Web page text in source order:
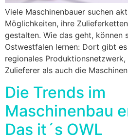
Viele Maschinenbauer suchen
Möglichkeiten, ihre
gestalten. Wie das geht, können
Ostwestfalen lernen: Dort gibt
regionales
Zulieferer als auch die
Die Trends im
Maschinenbau
Das it´s OWL